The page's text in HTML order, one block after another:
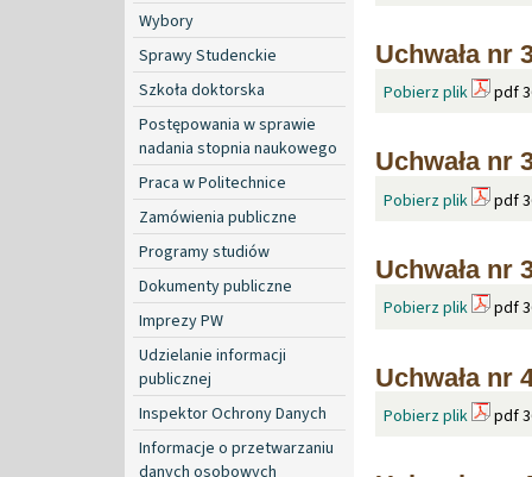
Wybory
Sprawy Studenckie
Szkoła doktorska
Postępowania w sprawie
nadania stopnia naukowego
Praca w Politechnice
Zamówienia publiczne
Programy studiów
Dokumenty publiczne
Imprezy PW
Udzielanie informacji
publicznej
Inspektor Ochrony Danych
Informacje o przetwarzaniu
danych osobowych
Uchwała nr
Pobierz plik pdf
Uchwała nr
Pobierz plik pdf
Uchwała nr
Pobierz plik pdf
Uchwała nr
Pobierz plik pdf